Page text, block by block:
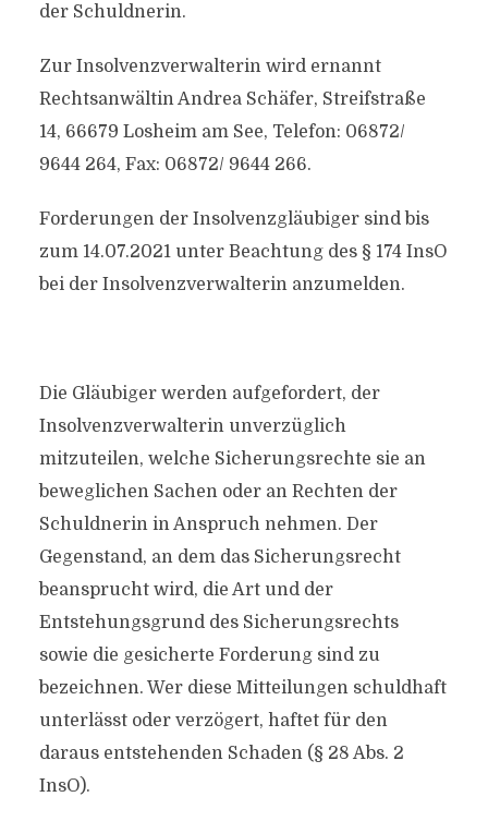
der Schuldnerin.
Zur Insolvenzverwalterin wird ernannt
Rechtsanwältin Andrea Schäfer, Streifstraße
14, 66679 Losheim am See, Telefon: 06872/
9644 264, Fax: 06872/ 9644 266.
Forderungen der Insolvenzgläubiger sind bis
zum 14.07.2021 unter Beachtung des § 174 InsO
bei der Insolvenzverwalterin anzumelden.
Die Gläubiger werden aufgefordert, der
Insolvenzverwalterin unverzüglich
mitzuteilen, welche Sicherungsrechte sie an
beweglichen Sachen oder an Rechten der
Schuldnerin in Anspruch nehmen. Der
Gegenstand, an dem das Sicherungsrecht
beansprucht wird, die Art und der
Entstehungsgrund des Sicherungsrechts
sowie die gesicherte Forderung sind zu
bezeichnen. Wer diese Mitteilungen schuldhaft
unterlässt oder verzögert, haftet für den
daraus entstehenden Schaden (§ 28 Abs. 2
InsO).